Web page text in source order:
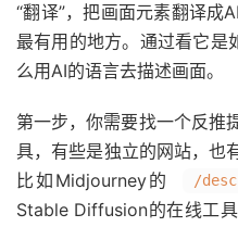
“翻译”，把画面元素翻译成
最有用的地方。通过看它是
么用AI的语言去描述画面。
第一步，你需要找一个反推
具，有些是独立的网站，也
比如Midjourney的
/
Stable Diffusion的在线工